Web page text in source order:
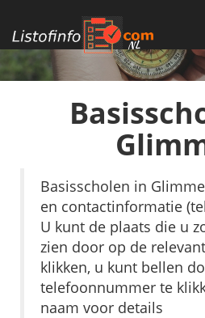
NL
Basisscholen in
en contactinformatie
U kunt de plaats die u
zien door op de
klikken, u kunt bellen
telefoonnummer te
naam voor details